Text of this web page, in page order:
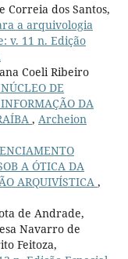
Correia dos Santos,
a arquivologia
v. 11 n. Edição
Coeli Ribeiro
DE
DA
, Archeion
A ÓTICA DA
ARQUIVÍSTICA ,
de Andrade,
Navarro de
Feitoza,